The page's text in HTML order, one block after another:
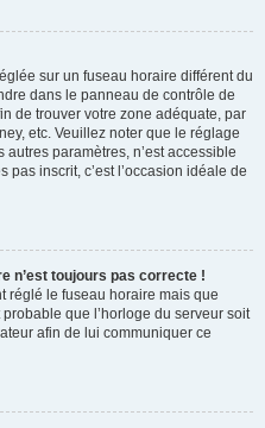
sur un fuseau horaire différent du
dans le panneau de contrôle de
de trouver votre zone adéquate, par
etc. Veuillez noter que le réglage
paramètres, n’est accessible
pas inscrit, c’est l’occasion idéale de
n’est toujours pas correcte !
réglé le fuseau horaire mais que
probable que l’horloge du serveur soit
afin de lui communiquer ce